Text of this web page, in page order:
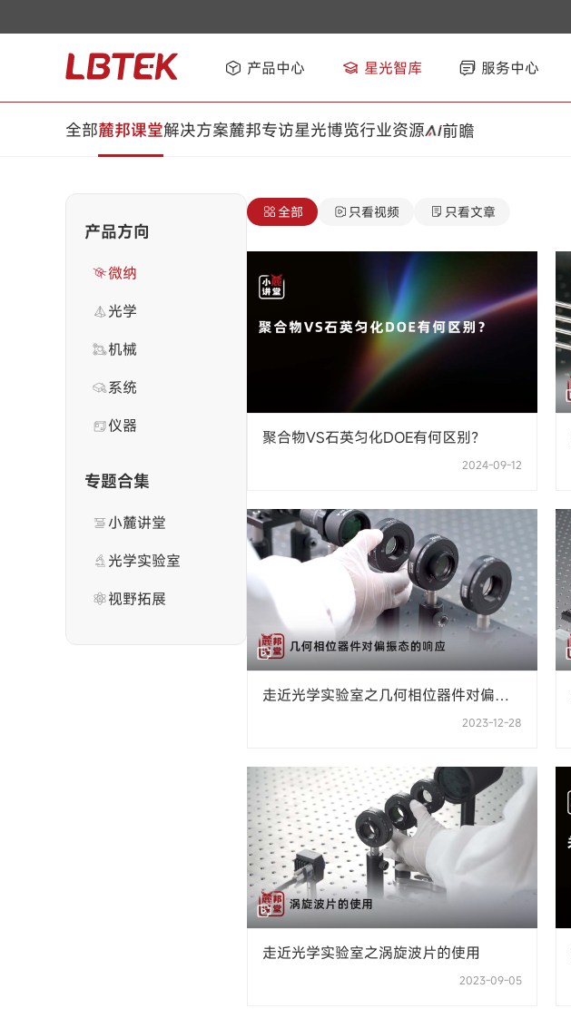
产品中心 星光智库 服务中心
全部麓邦课堂解决方案麓邦专访星光博览行业资源 前瞻
产品方向
微纳
光学
机械
系统
仪器
专题合集
小麓讲堂
光学实验室
视野拓展
全部 只看视频 只看文章
聚合物VS石英匀化DOE有何区别？
2024-09-12
走近光学实验室之几何相位器件对偏振
2023-12-28
走近光学实验室之涡旋波片的使用
2023-09-05